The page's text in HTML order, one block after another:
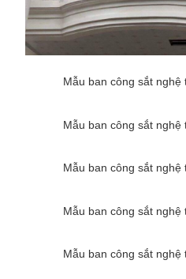
Mẫu ban công sắt nghệ
Mẫu ban công sắt nghệ
Mẫu ban công sắt nghệ
Mẫu ban công sắt nghệ
Mẫu ban công sắt nghệ